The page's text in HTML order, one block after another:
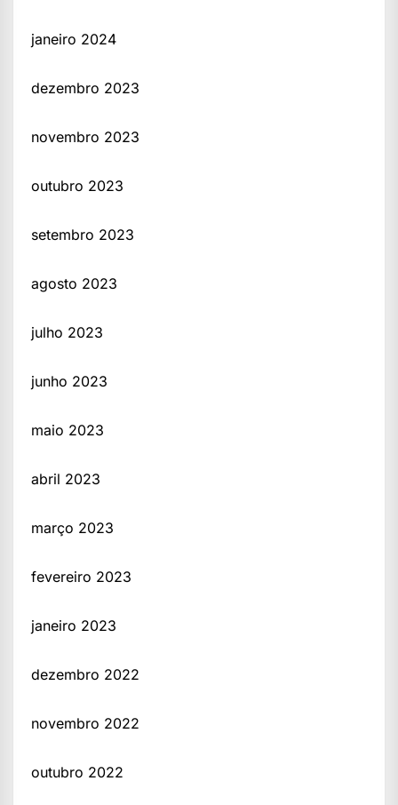
janeiro 2024
dezembro 2023
novembro 2023
outubro 2023
setembro 2023
agosto 2023
julho 2023
junho 2023
maio 2023
abril 2023
março 2023
fevereiro 2023
janeiro 2023
dezembro 2022
novembro 2022
outubro 2022